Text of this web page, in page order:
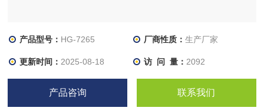
产品型号： HG-7265 厂商性质： 生产厂家
更新时间： 2025-08-18 访 问 量： 2092
产品咨询 联系我们